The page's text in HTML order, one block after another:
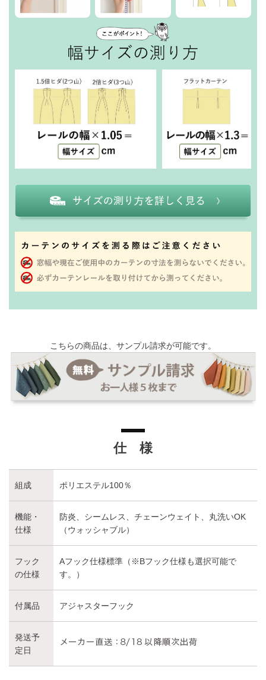
こちらの商品は、サンプル請求が可能です。
仕 様
組成 ポリエステル100％
機能・
仕様
防炎、シームレス、チェーンウェイト、丸洗いOK
（ウォッシャブル）
フック
の仕様
Aフック仕様標準（※Bフック仕様も選択可能で
す。）
付属品 アジャスターフック
発送予
定日